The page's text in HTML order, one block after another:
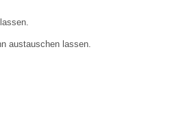
austauschen lassen.